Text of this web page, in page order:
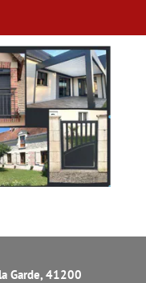
Garde, 41200